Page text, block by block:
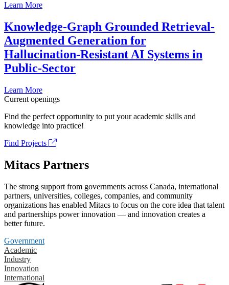
Learn More
Knowledge-Graph Grounded Retrieval-
Augmented Generation for
Hallucination-Resistant AI Systems in
Public-Sector
Learn More
Current openings
Find the perfect opportunity to put your academic skills and
knowledge into practice!
Find Projects
Mitacs Partners
The strong support from governments across Canada, international
partners, universities, colleges, companies, and community
organizations has enabled Mitacs to focus on the core idea that talent
and partnerships power innovation — and innovation creates a
better future.
Government
Academic
Industry
Innovation
International